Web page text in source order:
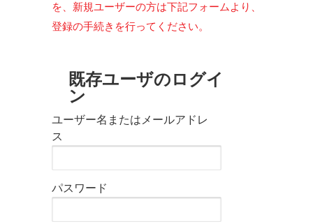
を、新規ユーザーの方は下記フォームより、
登録の手続きを行ってください。
既存ユーザのログイ
ン
ユーザー名またはメールアドレ
ス
パスワード